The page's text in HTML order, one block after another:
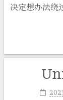
决定想办法绕